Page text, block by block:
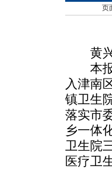
页
黄兴
本报
入津南
镇卫生
落实市
乡一体
卫生院
医疗卫